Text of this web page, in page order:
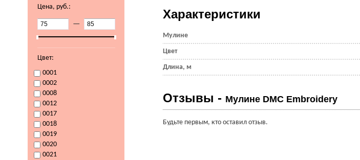
Цена, руб.:
—
Цвет:
0001
0002
0008
0012
0017
0018
0019
0020
0021
Характеристики
Мулине
Цвет
Длина, м
Отзывы - Мулине DMC Embroidery
Будьте первым, кто оставил отзыв.